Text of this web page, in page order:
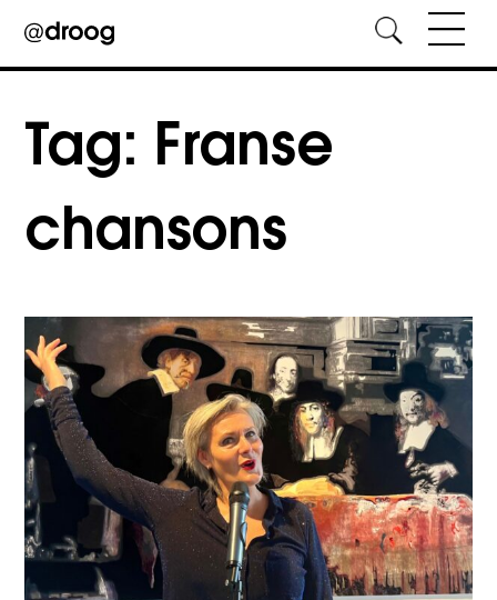
content
Tag: Franse
chansons